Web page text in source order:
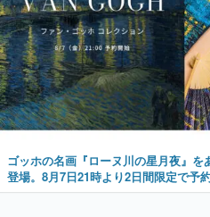
ゴッホの名画『ローヌ川の星月夜』
登場。8月7日21時より2日間限定で予